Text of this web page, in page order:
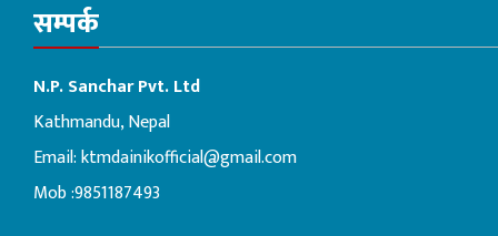
सम्पर्क
N.P. Sanchar Pvt. Ltd
Kathmandu, Nepal
Email:ktmdainikofficial@gmail.com
Mob :9851187493